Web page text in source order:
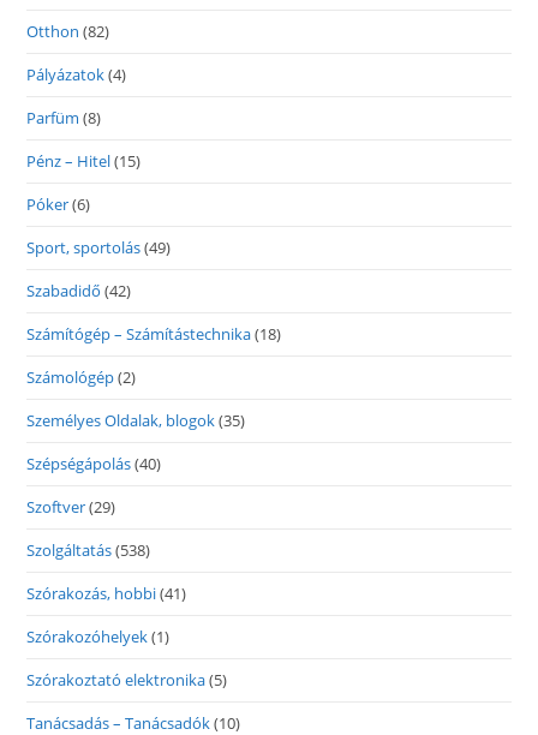
Otthon (82)
Pályázatok(4)
Parfüm (8)
Pénz – Hitel(15)
Póker(6)
Sport, sportolás(49)
Szabadidő (42)
Számítógép – Számítástechnika(18)
Számológép(2)
Személyes Oldalak, blogok(35)
Szépségápolás(40)
Szoftver(29)
Szolgáltatás(538)
Szórakozás, hobbi(41)
Szórakozóhelyek(1)
Szórakoztató elektronika(5)
Tanácsadás – Tanácsadók(10)